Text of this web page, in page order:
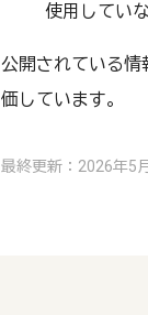
使用してい
公開されている情
価しています。
最終更新：2026年5月